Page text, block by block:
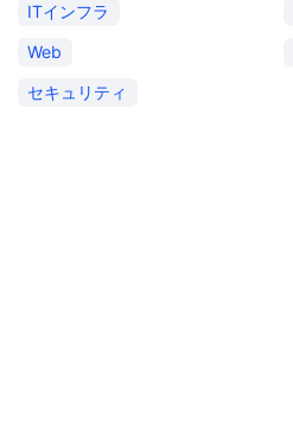
ITインフラ
Web
セキュリティ